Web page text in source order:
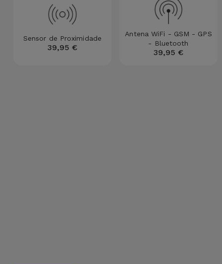
Telemóvel
Gadgets
Sensor de Proximidade
39,95 €
Antena WiFi - GSM - GPS
- Bluetooth
39,95 €